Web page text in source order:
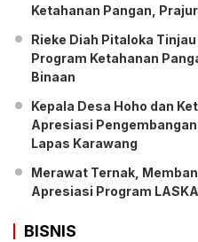
Ketahanan Pangan,
Rieke Diah Pitaloka
Program Ketahanan
Binaan
Kepala Desa Hoho dan
Apresiasi
Lapas Karawang
Merawat Ternak,
Apresiasi Program
BISNIS